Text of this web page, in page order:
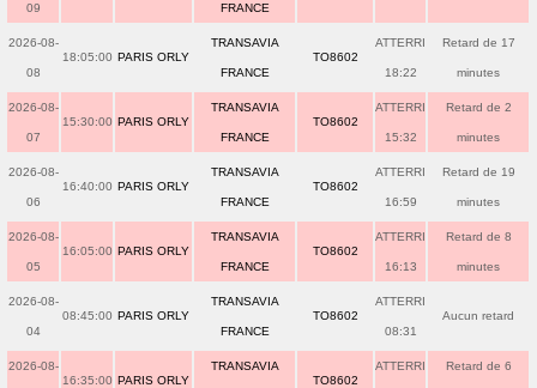
09 FRANCE
2026-08-
08
18:05:00 PARIS ORLY
TRANSAVIA
FRANCE
TO8602
ATTERRI
18:22
Retard de 17
minutes
2026-08-
07
15:30:00 PARIS ORLY
TRANSAVIA
FRANCE
TO8602
ATTERRI
15:32
Retard de 2
minutes
2026-08-
06
16:40:00 PARIS ORLY
TRANSAVIA
FRANCE
TO8602
ATTERRI
16:59
Retard de 19
minutes
2026-08-
05
16:05:00 PARIS ORLY
TRANSAVIA
FRANCE
TO8602
ATTERRI
16:13
Retard de 8
minutes
2026-08-
04
08:45:00 PARIS ORLY
TRANSAVIA
FRANCE
TO8602
ATTERRI
08:31
Aucun retard
2026-08-
16:35:00 PARIS ORLY
TRANSAVIA
TO8602
ATTERRI Retard de 6